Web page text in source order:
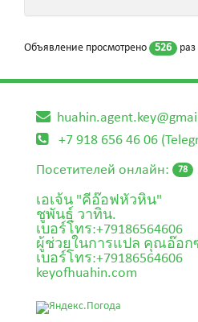
Объявление просмотрено 526 раз
+7 918 656 46 06
Посетителей онлайн:
78
เอเจ้น "คีอ๊อฟหัวหิน"
ชูพันธุ์ วาทิน.
เบอร์โทร:+79186564606
ผู้ช่วยในการแปล คุณอ๊อก
เบอร์โทร:+79186564606
keyofhuahin.com